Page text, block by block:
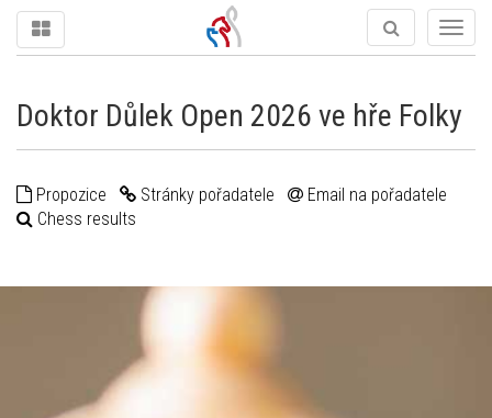
Doktor Důlek Open 2026 ve hře Folky
Propozice Stránky pořadatele
Email na pořadatele
Chess results